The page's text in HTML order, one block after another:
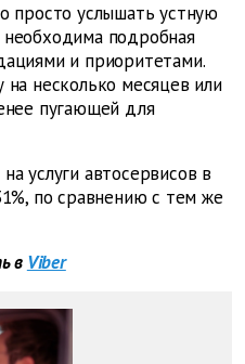
просто услышать устную
подробная
и приоритетами.
на несколько месяцев или
пугающей для
услуги автосервисов в
по сравнению с тем же
в Viber